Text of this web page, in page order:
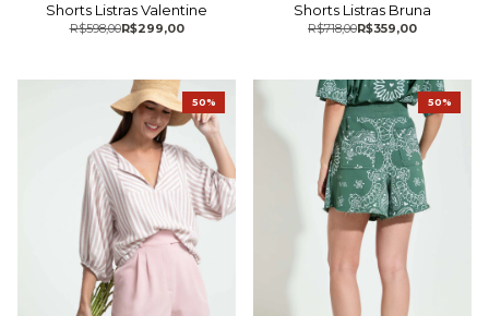
Shorts Listras Valentine
R$299,00
R$598,00
Shorts Listras Bruna
R$359,00
R$718,00
50% 50%